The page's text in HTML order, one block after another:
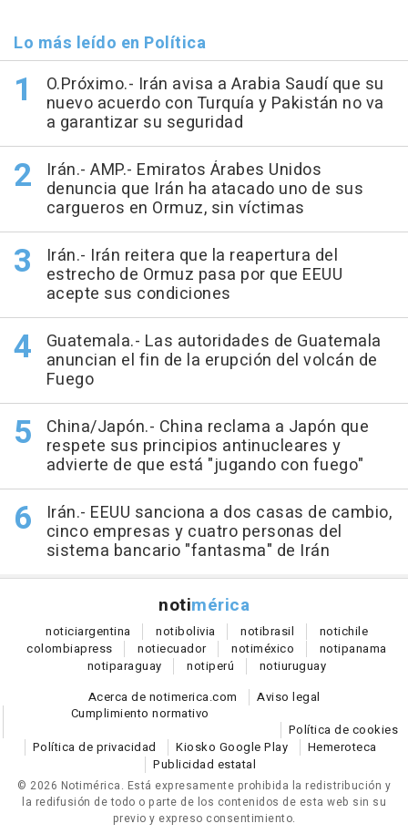
Lo más leído en Política
O.Próximo.- Irán avisa a Arabia Saudí que su
nuevo acuerdo con Turquía y Pakistán no va
a garantizar su seguridad
Irán.- AMP.- Emiratos Árabes Unidos
denuncia que Irán ha atacado uno de sus
cargueros en Ormuz, sin víctimas
Irán.- Irán reitera que la reapertura del
estrecho de Ormuz pasa por que EEUU
acepte sus condiciones
Guatemala.- Las autoridades de Guatemala
anuncian el fin de la erupción del volcán de
Fuego
China/Japón.- China reclama a Japón que
respete sus principios antinucleares y
advierte de que está "jugando con fuego"
Irán.- EEUU sanciona a dos casas de cambio,
cinco empresas y cuatro personas del
sistema bancario "fantasma" de Irán
notimérica
noticiargentina notibolivia notibrasil notichile
colombiapress notiecuador notiméxico notipanama
notiparaguay notiperú notiuruguay
Acerca de notimerica.com
Aviso legal
Cumplimiento normativo
Política de cookies
Política de privacidad
Kiosko Google Play
Hemeroteca
Publicidad estatal
© 2026 Notimérica. Está expresamente prohibida la redistribución y
la redifusión de todo o parte de los contenidos de esta web sin su
previo y expreso consentimiento.